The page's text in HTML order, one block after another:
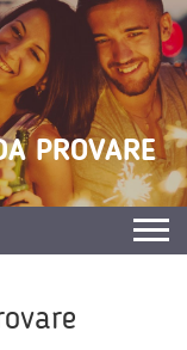
PROVARE